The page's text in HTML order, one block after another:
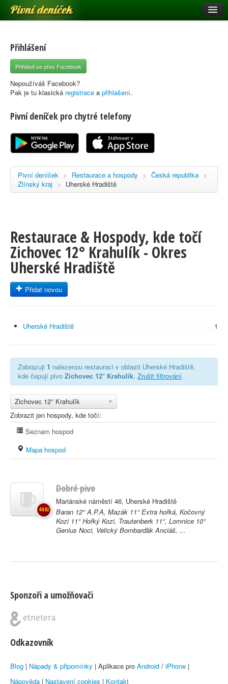
Pivní deníček
Pivní mapa
Pivní značky
Nápověda
Registrace
Přihlášení
Přihlásit se přes Facebook
Nepoužíváš Facebook?
Pak je tu klasická registrace a přihlašení.
Pivní deníček pro chytré telefony
Pivní deníček > Restaurace a hospody > Česká republika >
Zlínský kraj > Uherské Hradiště
Restaurace & Hospody, kde točí
Zichovec 12° Krahulík - Okres
Uherské Hradiště
Přidat novou
Uherské Hradiště 1
Zobrazuji 1 nalezenou restauraci v oblasti Uherské Hradiště,
kde čepují pivo Zichovec 12° Krahulík. Zrušit filtrování.
Zichovec 12° Krahulík
Zobrazit jen hospody, kde točí:
Seznam hospod
Mapa hospod
Dobré pivo
Mariánské náměstí 46, Uherské Hradiště
Baran 12° A.P.A, Mazák 11° Extra hořká, Kočovný
Kozi 11° Hořký Kozi, Trautenberk 11°, Lomnice 10°
Genius Noci, Velický Bombarďák Anciáš, ...
44 Kč
Sponzoři a umožňovači
Odkazovník
Blog | Nápady & připomínky | Aplikace pro Android / iPhone |
Nápověda | Nastavení cookies | Kontakt